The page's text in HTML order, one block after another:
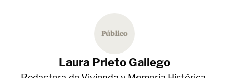
Laura Prieto Gallego